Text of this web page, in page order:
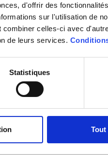
d'offrir des
sur l'utilisation de
celles-ci avec
de leurs services.
Statistiques
Tout
alertes